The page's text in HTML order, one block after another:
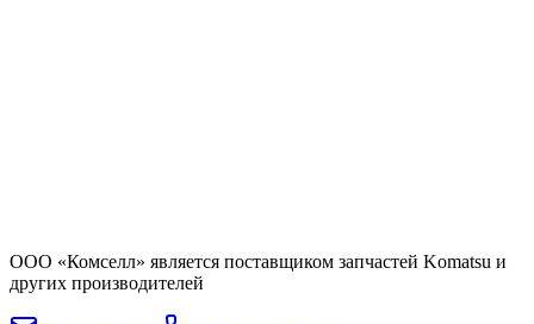
ООО «Комселл» является поставщиком запчастей Komatsu и
других производителей